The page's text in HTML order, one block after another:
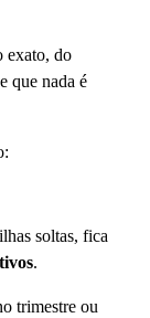
exato, do
que nada é
soltas, fica
.
trimestre ou